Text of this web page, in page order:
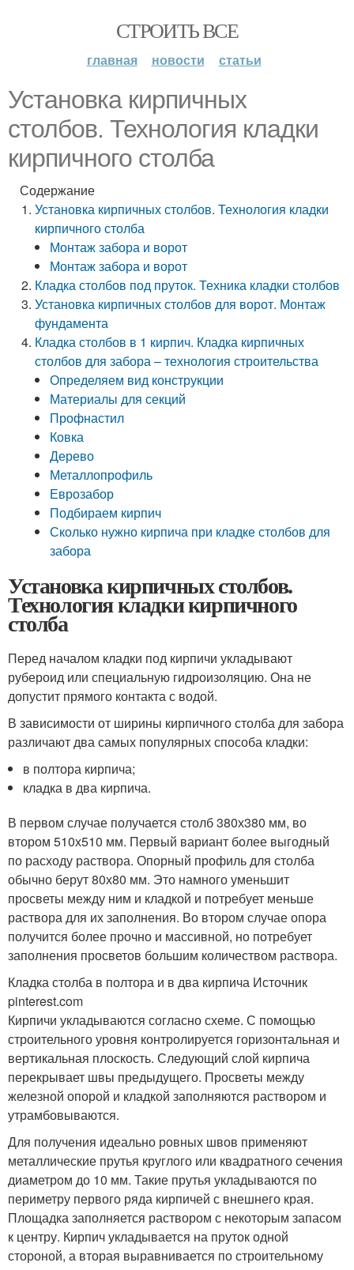
СТРОИТЬ ВСЕ
главная новости статьи
Установка кирпичных
столбов. Технология кладки
кирпичного столба
Содержание
Установка кирпичных столбов. Технология кладки
кирпичного столба
Монтаж забора и ворот
Монтаж забора и ворот
Кладка столбов под пруток. Техника кладки столбов
Установка кирпичных столбов для ворот. Монтаж
фундамента
Кладка столбов в 1 кирпич. Кладка кирпичных
столбов для забора – технология строительства
Определяем вид конструкции
Материалы для секций
Профнастил
Ковка
Дерево
Металлопрофиль
Еврозабор
Подбираем кирпич
Сколько нужно кирпича при кладке столбов для
забора
Установка кирпичных столбов.
Технология кладки кирпичного
столба
Перед началом кладки под кирпичи укладывают
рубероид или специальную гидроизоляцию. Она не
допустит прямого контакта с водой.
В зависимости от ширины кирпичного столба для забора
различают два самых популярных способа кладки:
в полтора кирпича;
кладка в два кирпича.
В первом случае получается столб 380х380 мм, во
втором 510х510 мм. Первый вариант более выгодный
по расходу раствора. Опорный профиль для столба
обычно берут 80х80 мм. Это намного уменьшит
просветы между ним и кладкой и потребует меньше
раствора для их заполнения. Во втором случае опора
получится более прочно и массивной, но потребует
заполнения просветов большим количеством раствора.
Кладка столба в полтора и в два кирпича Источник
pinterest.com
Кирпичи укладываются согласно схеме. С помощью
строительного уровня контролируется горизонтальная и
вертикальная плоскость. Следующий слой кирпича
перекрывает швы предыдущего. Просветы между
железной опорой и кладкой заполняются раствором и
утрамбовываются.
Для получения идеально ровных швов применяют
металлические прутья круглого или квадратного сечения
диаметром до 10 мм. Такие прутья укладываются по
периметру первого ряда кирпичей с внешнего края.
Площадка заполняется раствором с некоторым запасом
к центру. Кирпич укладывается на пруток одной
стороной, а вторая выравнивается по строительному